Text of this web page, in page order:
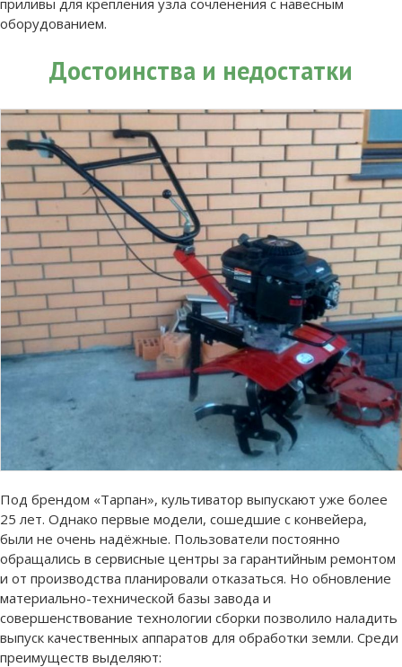
приливы для крепления узла сочленения с навесным
оборудованием.
Достоинства и недостатки
Под брендом «Тарпан», культиватор выпускают уже более
25 лет. Однако первые модели, сошедшие с конвейера,
были не очень надёжные. Пользователи постоянно
обращались в сервисные центры за гарантийным ремонтом
и от производства планировали отказаться. Но обновление
материально-технической базы завода и
совершенствование технологии сборки позволило наладить
выпуск качественных аппаратов для обработки земли. Среди
преимуществ выделяют: